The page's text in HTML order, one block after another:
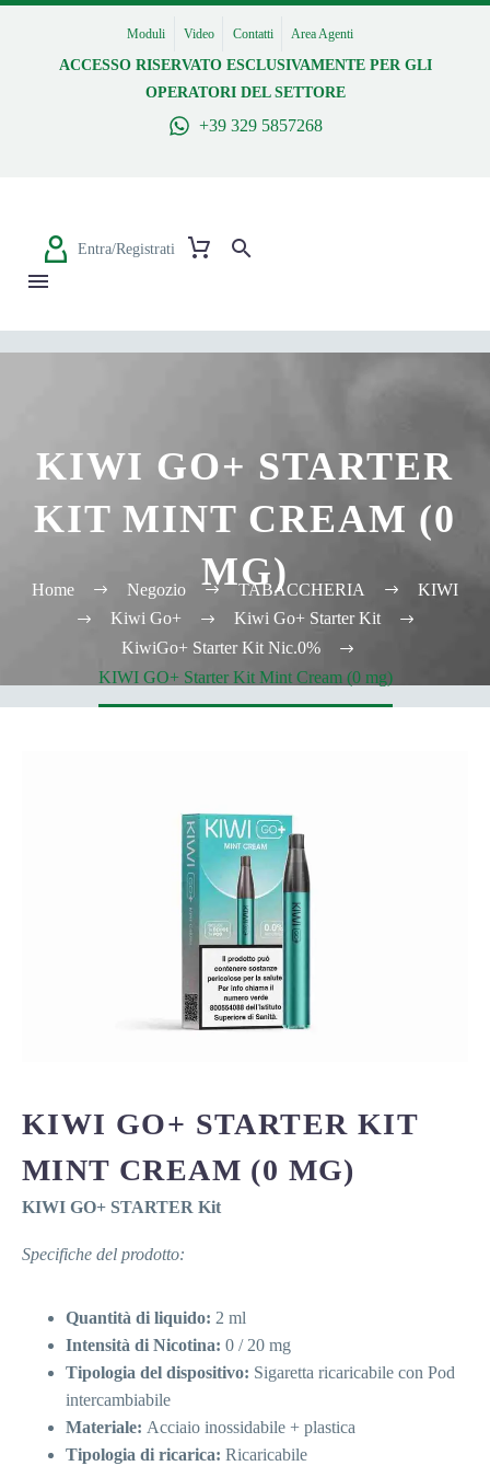
Moduli Video Contatti Area Agenti
ACCESSO RISERVATO ESCLUSIVAMENTE PER GLI
OPERATORI DEL SETTORE
+39 329 5857268
Entra/Registrati
KIWI GO+ STARTER
KIT MINT CREAM (0
MG)
Home Negozio TABACCHERIA
KIWI
Kiwi Go+
Kiwi Go+ Starter Kit
KiwiGo+ Starter Kit Nic.0%
KIWI GO+ Starter Kit Mint Cream (0 mg)
KIWI GO+ STARTER KIT
MINT CREAM (0 MG)
KIWI GO+ STARTER Kit
Specifiche del prodotto:
Quantità di liquido: 2 ml
Intensità di Nicotina: 0 / 20 mg
Tipologia del dispositivo: Sigaretta ricaricabile con Pod
intercambiabile
Materiale: Acciaio inossidabile + plastica
Tipologia di ricarica: Ricaricabile